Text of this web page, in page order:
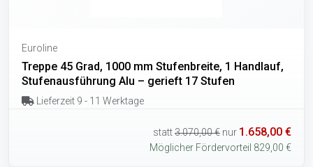
Euroline
Treppe 45 Grad, 1000 mm Stufenbreite, 1 Handlauf,
Stufenausführung Alu – gerieft 17 Stufen
Lieferzeit 9 - 11 Werktage
statt3.070,00 € nur 1.658,00 €
Möglicher Fördervorteil 829,00 €